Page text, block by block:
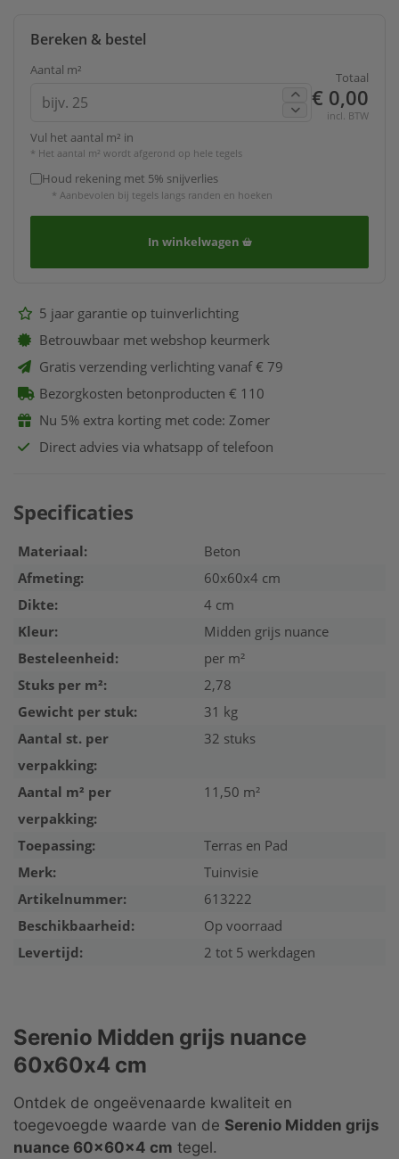
Bereken & bestel
Aantal m² Totaal
€ 0,00
incl. BTW
Vul het aantal m² in
* Het aantal m² wordt afgerond op hele tegels
Houd rekening met 5% snijverlies
* Aanbevolen bij tegels langs randen en hoeken
In winkelwagen
5 jaar garantie op tuinverlichting
Betrouwbaar met webshop keurmerk
Gratis verzending verlichting vanaf € 79
Bezorgkosten betonproducten € 110
Nu 5% extra korting met code: Zomer
Direct advies via whatsapp of telefoon
Specificaties
Materiaal:
Beton
Afmeting:
60x60x4 cm
Dikte:
4 cm
Kleur:
Midden grijs nuance
Besteleenheid:
per m²
Stuks per m²:
2,78
Gewicht per stuk:
31 kg
Aantal st. per
verpakking:
32 stuks
Aantal m² per
verpakking:
11,50 m²
Toepassing:
Terras en Pad
Merk:
Tuinvisie
Artikelnummer:
613222
Beschikbaarheid:
Op voorraad
Levertijd:
2 tot 5 werkdagen
Serenio Midden grijs nuance
60x60x4 cm
Ontdek de ongeëvenaarde kwaliteit en
toegevoegde waarde van de Serenio Midden grijs
nuance 60x60x4 cm tegel.